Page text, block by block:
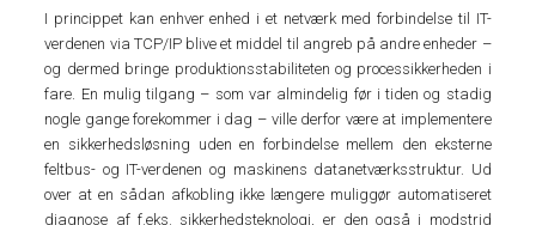
I princippet kan enhver enhed i et netværk med forbindelse til IT-
verdenen via TCP/IP blive et middel til angreb på andre enheder –
og dermed bringe produktionsstabiliteten og processikkerheden i
fare. En mulig tilgang – som var almindelig før i tiden og stadig
nogle gange forekommer i dag – ville derfor være at implementere
en sikkerhedsløsning uden en forbindelse mellem den eksterne
feltbus- og IT-verdenen og maskinens datanetværksstruktur. Ud
over at en sådan afkobling ikke længere muliggør automatiseret
diagnose af f.eks. sikkerhedsteknologi, er den også i modstrid